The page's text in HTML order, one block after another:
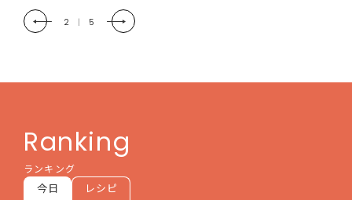
2 | 5
Ranking
ランキング
今日 レシピ